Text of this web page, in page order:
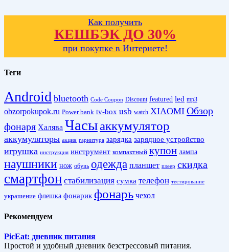
Как получить
КЕШБЭК ДО 30%
при покупке в Интернете!
Теги
Android bluetooth Code Coupon Discount featured led mp3
obzorpokupok.ru Power bank tv-box usb watch XIAOMI Обзор
фонаря Халява Часыаккумулятор
аккумуляторы акция гарнитура зарядка зарядное устройство
игрушка инструкция инструмент компактный купон лампа
наушники нож обувь одежда планшет плеер скидка
смартфон стабилизация сумка телефон тестирование
украшение флешка фонарик фонарь чехол
Рекомендуем
PicEat: дневник питания
Простой и удобный дневник безстрессовый питания.